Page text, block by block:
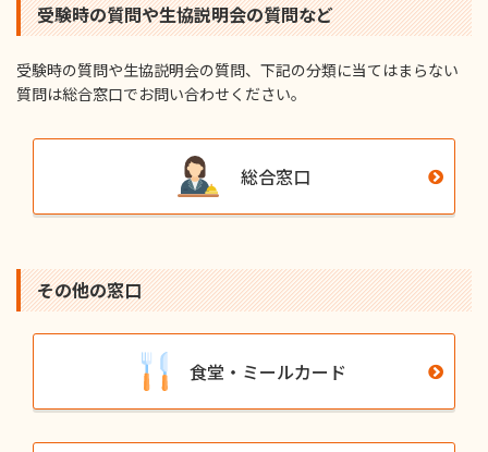
受験時の質問や⽣協説明会の質問など
受験時の質問や⽣協説明会の質問、下記の分類に当てはまらない
質問は総合窓⼝でお問い合わせください。
総合窓口
その他の窓⼝
食堂・ミールカード